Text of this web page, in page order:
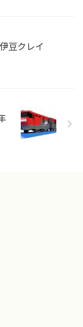
豆クレイ